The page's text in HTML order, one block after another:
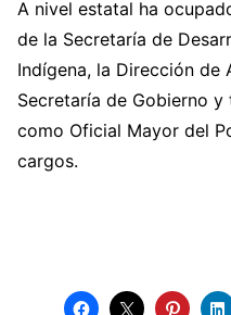
A nivel estatal ha
de la Secretaría de
Indígena, la Dirección de
Secretaría de Gobierno y
como Oficial Mayor del
cargos.